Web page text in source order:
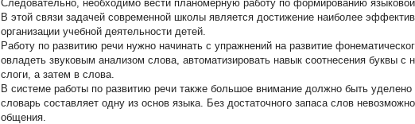
Следовательно, необходимо вести планомерную работу по формированию
В этой связи задачей современной школы является достижение наиболее
организации учебной деятельности детей.
Работу по развитию речи нужно начинать с упражнений на развитие
овладеть звуковым анализом слова, автоматизировать навык соотнесения буквы
слоги, а затем в слова.
В системе работы по развитию речи также большое внимание должно быть
словарь составляет одну из основ языка. Без достаточного запаса слов
общения.